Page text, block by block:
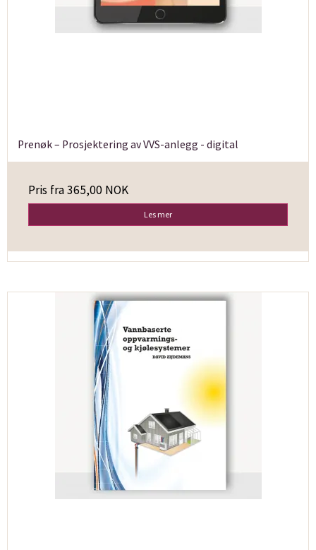
Prenøk – Prosjektering av VVS-anlegg - digital
Pris fra365,00 NOK
Les mer